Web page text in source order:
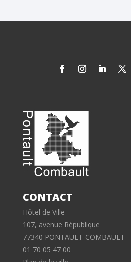
CONTACT
Hôtel de Ville
107, avenue République
77340 PONTAULT-COMBAULT
01 70 05 47 00